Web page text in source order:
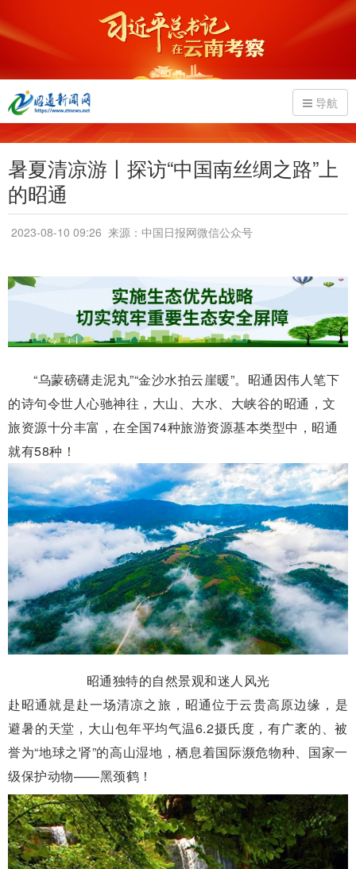
导航
暑夏清凉游丨探访“中国南丝绸之路”上
的昭通
2023-08-10 09:26 来源：中国日报网微信公众号
“乌蒙磅礴走泥丸”“金沙水拍云崖暖”。昭通因伟人笔下
的诗句令世人心驰神往，大山、大水、大峡谷的昭通，文
旅资源十分丰富，在全国74种旅游资源基本类型中，昭通
就有58种！
昭通独特的自然景观和迷人风光
赴昭通就是赴一场清凉之旅，昭通位于云贵高原边缘，是
避暑的天堂，大山包年平均气温6.2摄氏度，有广袤的、被
誉为“地球之肾”的高山湿地，栖息着国际濒危物种、国家一
级保护动物——黑颈鹤！